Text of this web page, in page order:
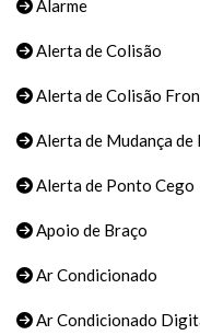
Alarme
Alerta de Colisão
Alerta de Colisão
Alerta de Mudança de
Alerta de Ponto Cego
Apoio de Braço
Ar Condicionado
Ar Condicionado